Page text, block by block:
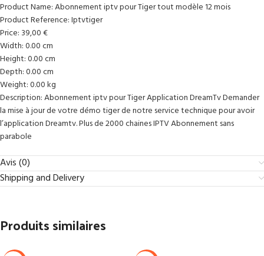
Product Name: Abonnement iptv pour Tiger tout modèle 12 mois
Product Reference: Iptvtiger
Price: 39,00 €
Width: 0.00 cm
Height: 0.00 cm
Depth: 0.00 cm
Weight: 0.00 kg
Description: Abonnement iptv pour Tiger Application DreamTv Demander
la mise à jour de votre démo tiger de notre service technique pour avoir
l’application Dreamtv. Plus de 2000 chaines IPTV Abonnement sans
parabole
Avis (0)
Shipping and Delivery
Produits similaires